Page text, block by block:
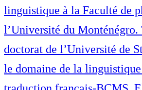
linguistique à la Faculté de
l’Université du
doctorat de l’Université de
le domaine de la